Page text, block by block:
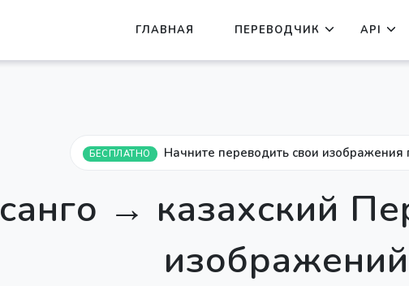
ГЛАВНАЯ ПЕРЕВОДЧИК API
БЕСПЛАТНО Начните переводить свои изображения
санго → казахский
изображений